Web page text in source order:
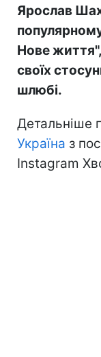
Ярослав
Нове
своїх
шлюбі.
Детальніше
Україна з
Instagram